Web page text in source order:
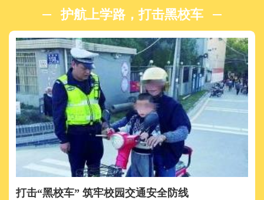
护航上学路，打击黑校车
打击“黑校车” 筑牢校园交通安全防线